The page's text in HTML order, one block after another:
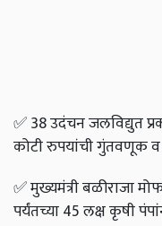
✅38 उदंचन जलविद्युत
कोटी रुपयांची गुंतवणूक व
✅मुख्यमंत्री बळीराजा
पर्यंतच्या 45 लक्ष कृषी